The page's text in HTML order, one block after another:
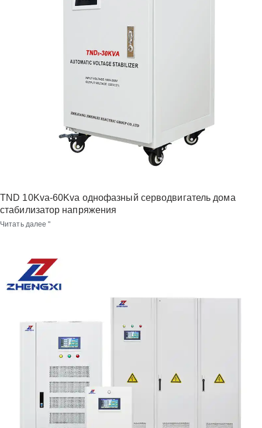
TND 10Kva-60Kva однофазный серводвигатель дома
стабилизатор напряжения
Читать далее "